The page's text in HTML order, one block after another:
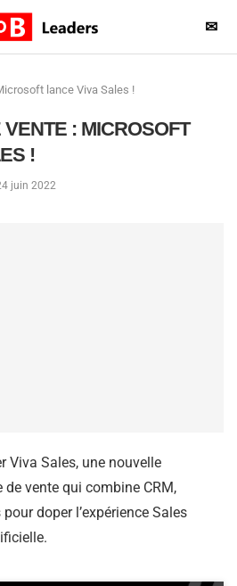
✉
lance Viva Sales !
: MICROSOFT
!
juin 2022
Viva Sales, une nouvelle
de vente qui combine CRM,
doper l’expérience Sales